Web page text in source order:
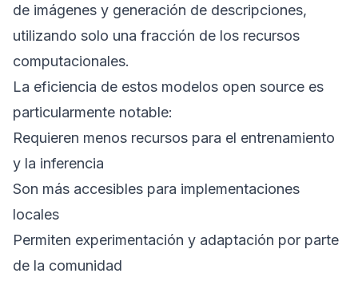
de imágenes y generación de descripciones,
utilizando solo una fracción de los recursos
computacionales.
La eficiencia de estos modelos open source es
particularmente notable:
Requieren menos recursos para el entrenamiento
y la inferencia
Son más accesibles para implementaciones
locales
Permiten experimentación y adaptación por parte
de la comunidad